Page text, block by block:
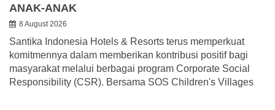
ANAK-ANAK
8 August 2026
Santika Indonesia Hotels & Resorts terus memperkuat
komitmennya dalam memberikan kontribusi positif bagi
masyarakat melalui berbagai program Corporate Social
Responsibility (CSR). Bersama SOS Children's Villages